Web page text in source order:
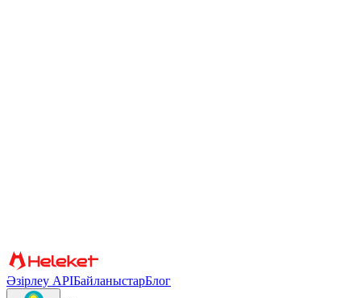
Әзірлеу APIБайланыстарБлог